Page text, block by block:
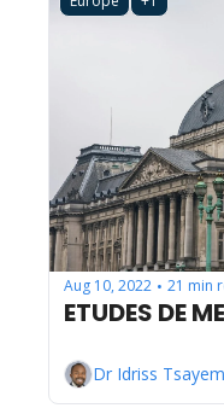
Aug 10, 2022 • 21 min
ETUDES DE
Dr Idriss Tsayem